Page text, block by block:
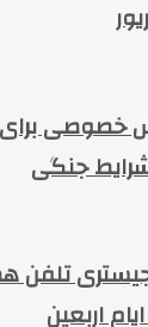
خصوصی برای
جنگی
تلفن
اربعین